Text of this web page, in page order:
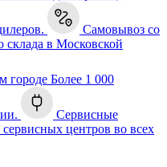
Самовывоз со
склада в Московской
городе Более 1 000
Сервисные
сервисных центров во всех